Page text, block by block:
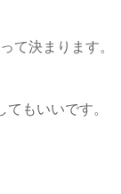
て決まります。
もいいです。